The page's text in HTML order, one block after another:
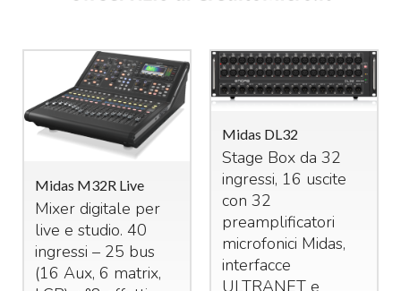
Midas M32R Live
Mixer digitale per
live e studio. 40
ingressi – 25 bus
(16 Aux, 6 matrix,
Midas DL32
Stage Box da 32
ingressi, 16 uscite
con 32
preamplificatori
microfonici Midas,
interfacce